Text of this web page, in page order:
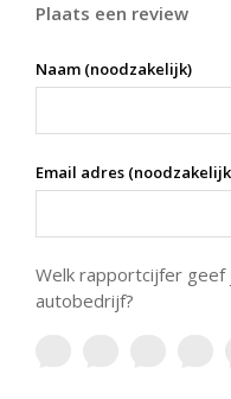
Plaats een review
Naam (noodzakelijk)
Email adres
Welk rapportcijfer geef
autobedrijf?